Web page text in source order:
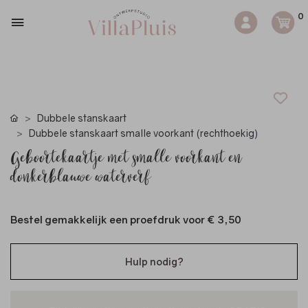
0
Dubbele stanskaart
Dubbele stanskaart smalle voorkant (rechthoekig)
Geboortekaartje met smalle voorkant en
donkerblauwe waterverf
Bestel gemakkelijk een proefdruk voor € 3,50
Hulp nodig?